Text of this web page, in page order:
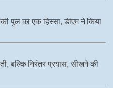
पुल का एक हिस्सा, डीएम ने किया
बल्कि निरंतर प्रयास, सीखने की